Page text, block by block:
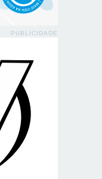
PUBLICIDADE